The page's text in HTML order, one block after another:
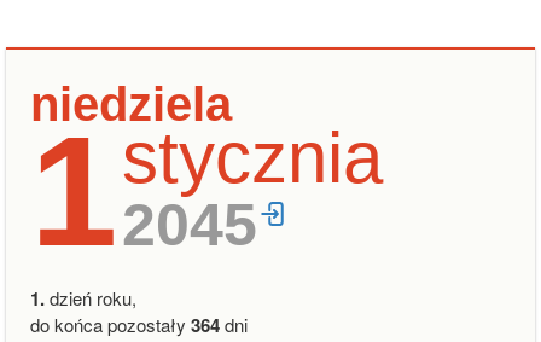
niedziela
1stycznia
2045
1.dzień roku,
do końca pozostały 364dni